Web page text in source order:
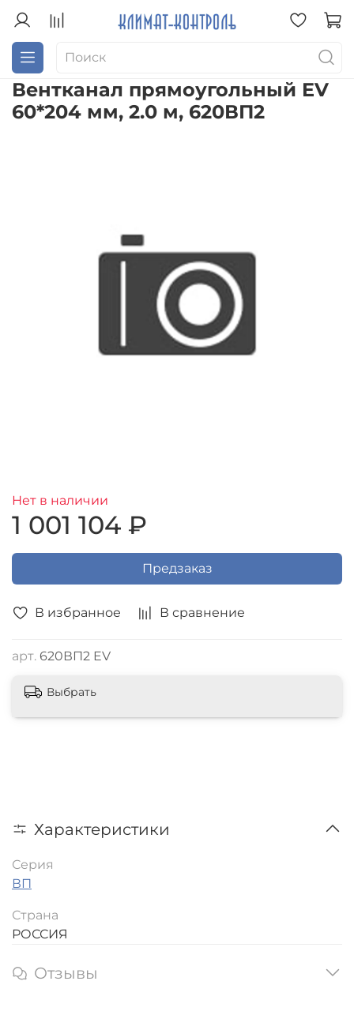
Вентканал прямоугольный EV
60*204 мм, 2.0 м, 620ВП2
В избранное В сравнение
арт. 620ВП2 EV
Нет в наличии
1 001 104 ₽
Предзаказ
Выбрать
Характеристики
Серия
ВП
Страна
РОССИЯ
Отзывы